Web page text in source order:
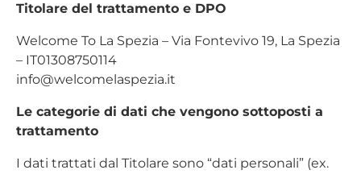
Titolare del trattamento e DPO
Welcome To La Spezia – Via Fontevivo 19, La Spezia
– IT01308750114
info@welcomelaspezia.it
Le categorie di dati che vengono sottoposti a
trattamento
I dati trattati dal Titolare sono “dati personali” (ex.